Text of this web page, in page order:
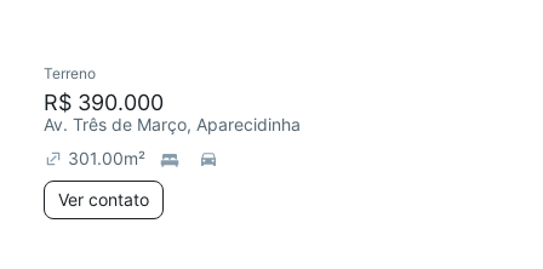
Terreno
R$ 390.000
Av. Três de Março, Aparecidinha
301.00m²
Ver contato